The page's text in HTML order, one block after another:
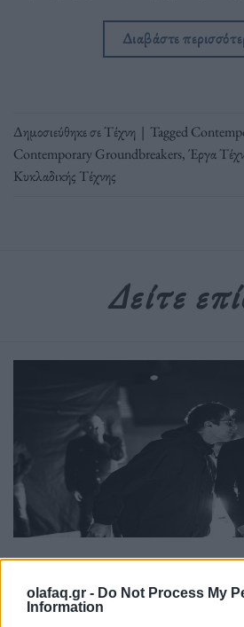
olafaq.gr - Do Not Process My
Information
Διαβάστε
Δημοσιεύθηκε σεΤέχνη | Tagged
Contemporary Groundbreakers,Έργα
Κυκλαδικής Τέχνης
Δείτε
Τέχνη
Το Disney δίνει teaser